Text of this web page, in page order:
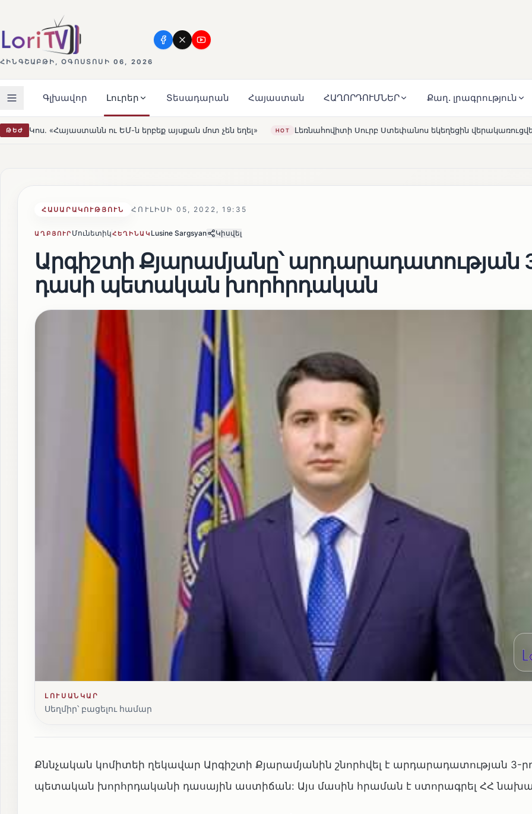
ՀԻՆԳՇԱԲԹԻ, ՕԳՈՍՏՈՍԻ 06, 2026
Գլխավոր Լուրեր Տեսադարան Հայաստան ՀԱՂՈՐԴՈՒՄՆԵՐ Քաղ. լրագրություն
ԹԵԺ
ԵՄ-ն երբեք այսքան մոտ չեն եղել» HOT Լեռնահովիտի Սուրբ Ստեփանոս եկեղեցին վերակառուցվել է Կարապետյան
ՀԱՍԱՐԱԿՈՒԹՅՈՒՆ ՀՈՒԼԻՍԻ 05, 2022, 19:35
ԱՂԲՅՈՒՐ ՄունետիկՀԵՂԻՆԱԿ Lusine Sargsyan Կիսվել
Արգիշտի Քյարամյանը՝ արդարադատության
դասի պետական խորհրդական
ԼՈՒՍԱՆԿԱՐ
Սեղմիր՝ բացելու համար
Քննչական կոմիտեի ղեկավար Արգիշտի Քյարամյանին շնորհվել է արդարադատության 3-
պետական խորհրդականի դասային աստիճան: Այս մասին հրաման է ստորագրել ՀՀ